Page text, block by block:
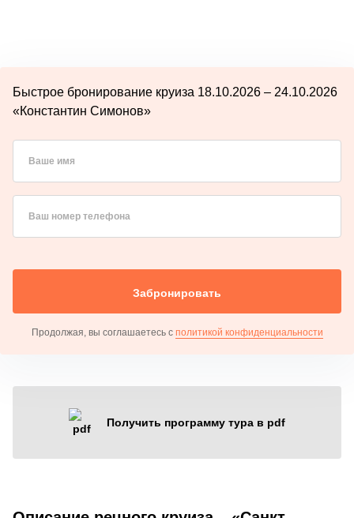
Быстрое бронирование круиза 18.10.2026 – 24.10.2026
«Константин Симонов»
Ваше имя
Ваш номер телефона
Забронировать
Продолжая, вы соглашаетесь с политикой конфиденциальности
Получить программу тура в pdf